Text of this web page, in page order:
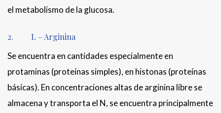
el metabolismo de la glucosa.
2. L – Arginina
Se encuentra en cantidades especialmente en
protaminas (proteínas simples), en histonas (proteínas
básicas). En concentraciones altas de arginina libre se
almacena y transporta el N, se encuentra principalmente